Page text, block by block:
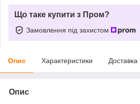
Що таке купити з Пром?
Замовлення під захистом
Опис Характеристики Доставка
Опис